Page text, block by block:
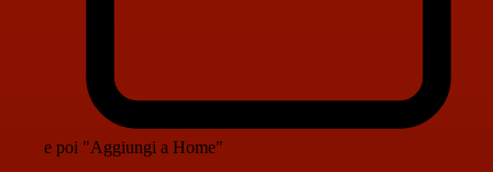
e poi "Aggiungi a Home"